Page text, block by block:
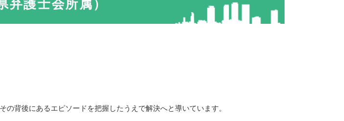
護士会所属）
背後にあるエピソードを把握したうえで解決へと導いています。